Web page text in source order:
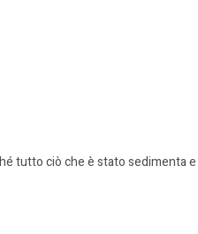
tutto ciò che è stato sedimenta e